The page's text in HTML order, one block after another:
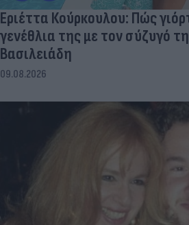
Εριέττα Κούρκουλου: Πώς
γενέθλια της με τον σύζυγό
Βασιλειάδη
09.08.2026